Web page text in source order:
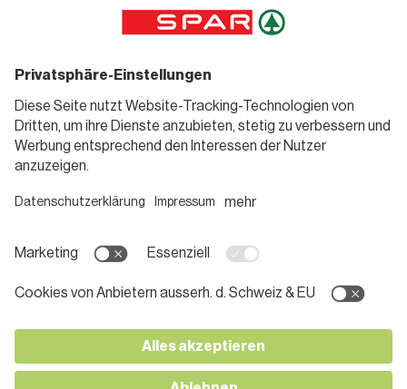
Gutscheine
Weinwelt
Bierwelt
Informieren
Teilnahmebedingungen
Pressemitteilungen
Karriere bei SPAR
Kontakt
Folge uns